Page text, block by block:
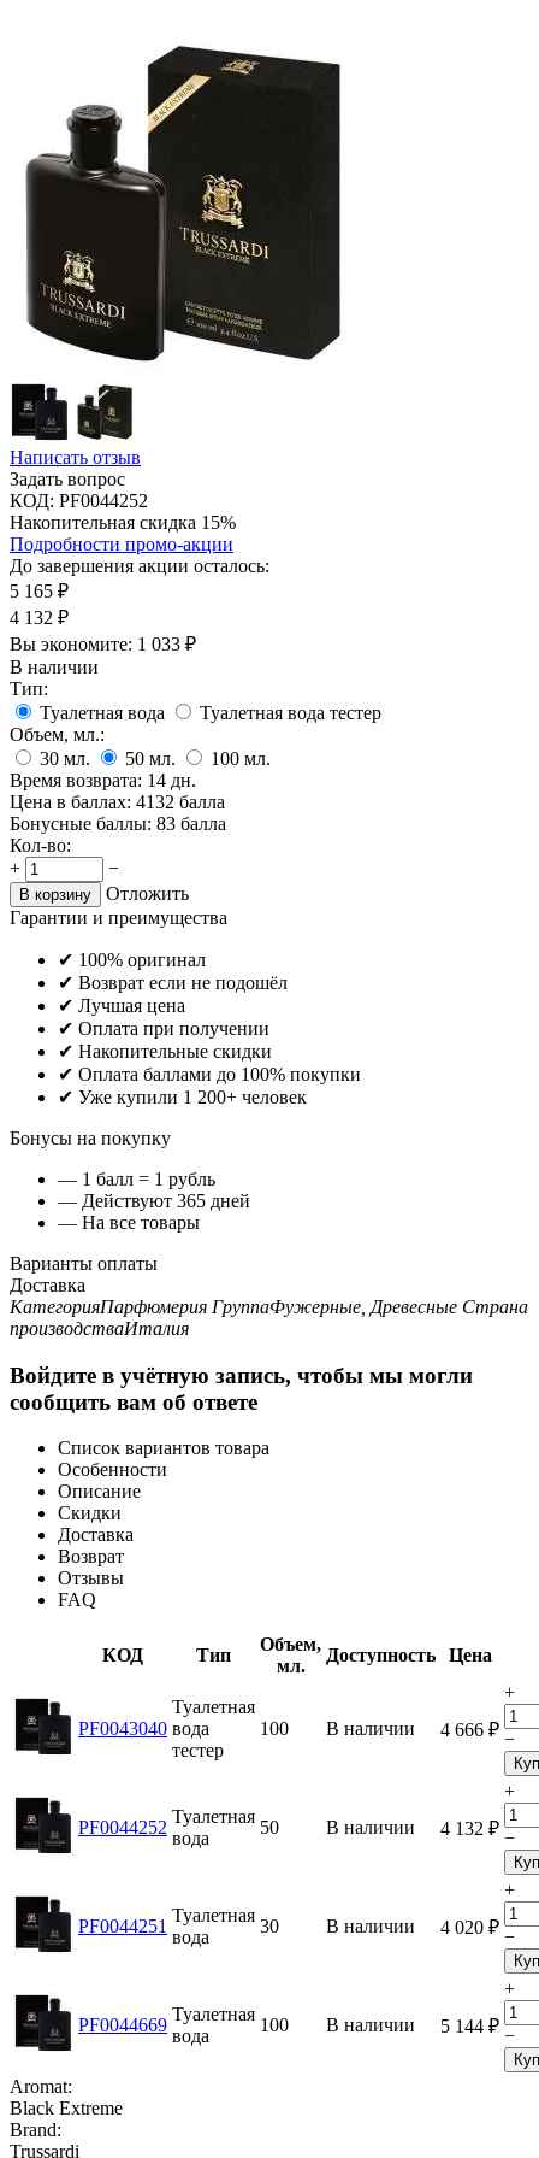
Написать отзыв
Задать вопрос
КОД: PF0044252
Накопительная скидка 15%
Подробности промо-акции
До завершения акции осталось:
5 165 ₽
4 132 ₽
Вы экономите: 1 033 ₽
В наличии
Тип:
Туалетная вода
Туалетная вода тестер
Объем, мл.:
30 мл. 50 мл. 100 мл.
Время возврата: 14 дн.
Цена в баллах: 4132 балла
Бонусные баллы: 83 балла
Кол-во:
+
−
В корзину
Отложить
Гарантии и преимущества
✔ 100% оригинал
✔ Возврат если не подошёл
✔ Лучшая цена
✔ Оплата при получении
✔ Накопительные скидки
✔ Оплата баллами до 100% покупки
✔ Уже купили 1 200+ человек
Бонусы на покупку
— 1 балл = 1 рубль
— Действуют 365 дней
— На все товары
Варианты оплаты
Доставка
КатегорияПарфюмерия ГруппаФужерные, Древесные Страна
производстваИталия
Войдите в учётную запись, чтобы мы могли
сообщить вам об ответе
Список вариантов товара
Особенности
Описание
Скидки
Доставка
Возврат
Отзывы
FAQ
КОД Тип
Объем,
мл.
Доступность Цена
PF0043040
Туалетная
вода
тестер
100 В наличии 4 666 ₽
+
−
PF0044252
Туалетная
вода
50 В наличии 4 132 ₽
+
−
PF0044251
Туалетная
вода
30 В наличии 4 020 ₽
+
−
PF0044669
Туалетная
вода
100 В наличии 5 144 ₽
+
−
Aromat:
Black Extreme
Brand:
Trussardi